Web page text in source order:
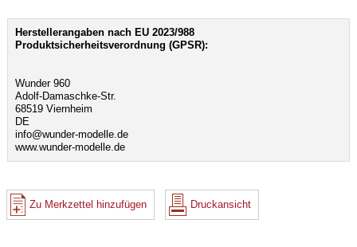
Herstellerangaben nach EU 2023/988
Produktsicherheitsverordnung (GPSR):
Wunder 960
Adolf-Damaschke-Str.
68519 Viernheim
DE
info@wunder-modelle.de
www.wunder-modelle.de
Zu Merkzettel hinzufügen Druckansicht